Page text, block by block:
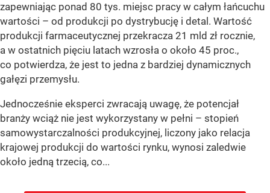
zapewniając ponad 80 tys. miejsc pracy w całym łańcuchu
wartości – od produkcji po dystrybucję i detal. Wartość
produkcji farmaceutycznej przekracza 21 mld zł rocznie,
a w ostatnich pięciu latach wzrosła o około 45 proc.,
co potwierdza, że jest to jedna z bardziej dynamicznych
gałęzi przemysłu.
Jednocześnie eksperci zwracają uwagę, że potencjał
branży wciąż nie jest wykorzystany w pełni – stopień
samowystarczalności produkcyjnej, liczony jako relacja
krajowej produkcji do wartości rynku, wynosi zaledwie
około jedną trzecią, co...